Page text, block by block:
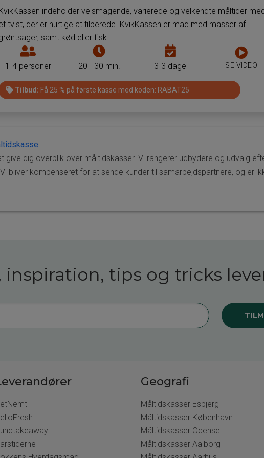
måltidskasse
måltidskasse
indeholder velsmagende, varierede og velkendte måltider
tvist, der er hurtige at tilberede. KvikKassen er mad med masser af
samt kød eller fisk.
personer
man
måltider
til
pr.
1-4 personer
Tiden
det
at
20 - 30 min.
Antal
dage
man
til
pr.
3-3 dage SE VIDEO
Tilbud: Få 25 % på første kasse med koden: RABAT25
give dig overblik over måltidskasser. Vi rangerer udbydere og udvalg
bliver kompenseret for at sende kunder til samarbejdspartnere, og er
inspiration, tips og tricks
Geografi
Måltidskasser Esbjerg
Måltidskasser København
Måltidskasser Odense
Måltidskasser Aalborg